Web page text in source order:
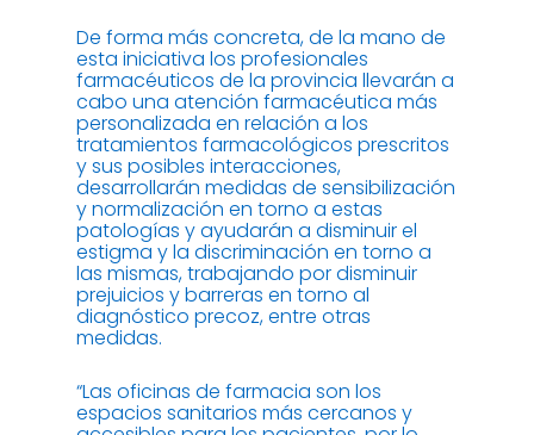
De forma más concreta, de la mano de
esta iniciativa los profesionales
farmacéuticos de la provincia llevarán a
cabo una atención farmacéutica más
personalizada en relación a los
tratamientos farmacológicos prescritos
y sus posibles interacciones,
desarrollarán medidas de sensibilización
y normalización en torno a estas
patologías y ayudarán a disminuir el
estigma y la discriminación en torno a
las mismas, trabajando por disminuir
prejuicios y barreras en torno al
diagnóstico precoz, entre otras
medidas.
“Las oficinas de farmacia son los
espacios sanitarios más cercanos y